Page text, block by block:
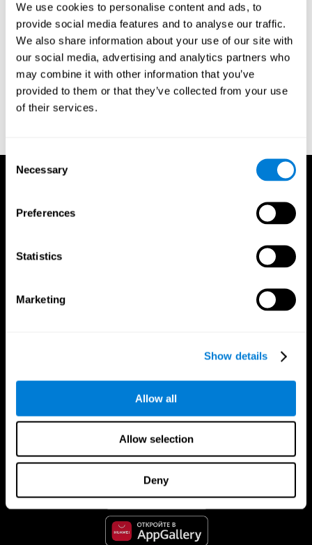
We use cookies to personalise content and ads, to
provide social media features and to analyse our traffic.
We also share information about your use of our site with
our social media, advertising and analytics partners who
may combine it with other information that you’ve
provided to them or that they’ve collected from your use
of their services.
Consent
Selection
Necessary
Preferences
Statistics
Marketing
Show details
Allow all
Allow selection
Deny
C. (2004). A practical approach to measuring the visual field
component of fitness to drive. British journal of ophthalmology,
88(9), 1191-1196.
Edwards, J. D., Vance, D. E., Wadley, V. G., Cissell, G. M.,
Roenker, D. L., & Ball, K. K. (2005). Reliability and validity of
useful field of view test scores as administered by personal
computer. Journal of clinical and experimental
neuropsychology, 27(5), 529-543.
Приложение CogniFit